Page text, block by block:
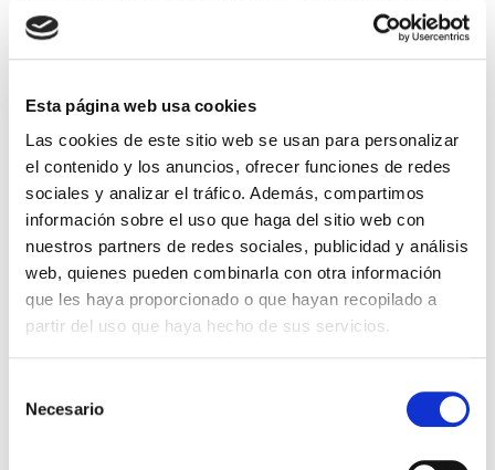
Esta página web usa cookies
Las cookies de este sitio web se usan para personalizar
el contenido y los anuncios, ofrecer funciones de redes
sociales y analizar el tráfico. Además, compartimos
información sobre el uso que haga del sitio web con
nuestros partners de redes sociales, publicidad y análisis
web, quienes pueden combinarla con otra información
que les haya proporcionado o que hayan recopilado a
partir del uso que haya hecho de sus servicios.
Necesario
procesos de alta temperatura y ventiloconvectores.
El citado Reglamento, que será de aplicación a partir
diseño ecológico aplicables a la introducción en el
mercado o puesta en servicio de:
a) equipos de calentamiento de aire con una potencia
nominal de hasta 1 MW
b) equipos de refrigeración y enfriadoras de procesos
de alta temperatura con una potencia nominal de
hasta 2 MW
c) ventiloconvectores
relativa a todos los equipos a los que aplica, entre los